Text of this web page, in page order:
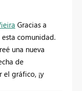
Gracias a
comunidad.
una nueva
de
gráfico, ¡y